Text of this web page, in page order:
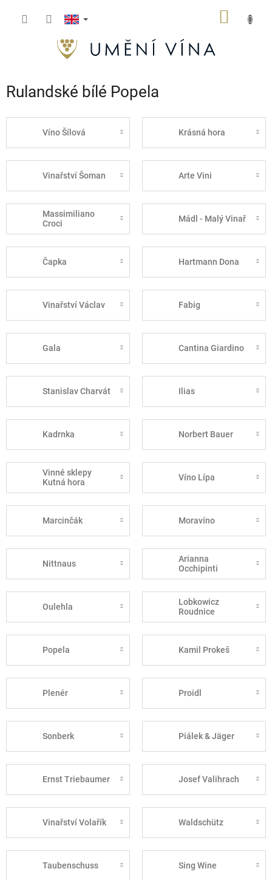
Rulandské bílé Popela
Víno Šílová Krásná hora
Vinařství Šoman Arte Vini
Massimiliano
Croci
Mádl - Malý Vinař
Čapka Hartmann Dona
Vinařství Václav Fabig
Gala Cantina Giardino
Stanislav Charvát Ilias
Kadrnka Norbert Bauer
Vinné sklepy
Kutná hora
Víno Lípa
Marcinčák Moravíno
Nittnaus
Arianna
Occhipinti
Oulehla
Lobkowicz
Roudnice
Popela Kamil Prokeš
Plenér Proidl
Sonberk Piálek & Jäger
Ernst Triebaumer Josef Valihrach
Vinařství Volařík Waldschütz
Taubenschuss Sing Wine